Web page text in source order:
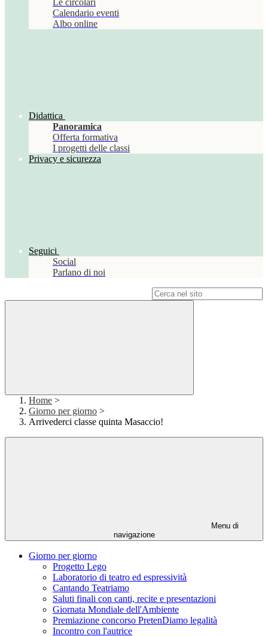
Le circolari
Calendario eventi
Albo online
Didattica
Panoramica
Offerta formativa
I progetti delle classi
Privacy e sicurezza
Seguici
Social
Parlano di noi
Home >
Giorno per giorno >
Arrivederci classe quinta Masaccio!
Menu di
navigazione
Giorno per giorno
Progetto Lego
Laboratorio di teatro ed espressività
Cantando Teatriamo
Saluti finali con canti, recite e presentazioni
Giornata Mondiale dell'Ambiente
Premiazione concorso PretenDiamo legalità
Incontro con l'autrice